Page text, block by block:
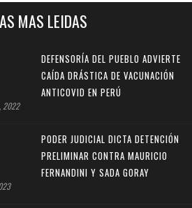
MAS LEIDAS
DEFENSORÍA DEL PUEBLO ADVIERTE
CAÍDA DRÁSTICA DE VACUNACIÓN
ANTICOVID EN PERÚ
2022
PODER JUDICIAL DICTA DETENCIÓN
PRELIMINAR CONTRA MAURICIO
FERNANDINI Y SADA GORAY